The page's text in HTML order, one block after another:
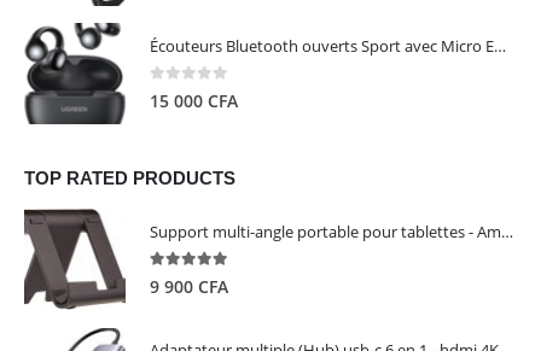
Écouteurs Bluetooth ouverts Sport avec Micro ENC IPX5 – HiTune S3 UGREEN 45785
0 out of 5
15 000 CFA
TOP RATED PRODUCTS
Support multi-angle portable pour tablettes - Amazon Basics
5.00out of 5
9 900 CFA